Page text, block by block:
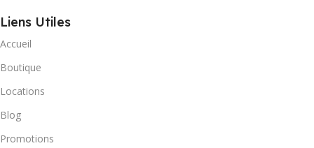
Liens Utiles
Accueil
Boutique
Locations
Blog
Promotions